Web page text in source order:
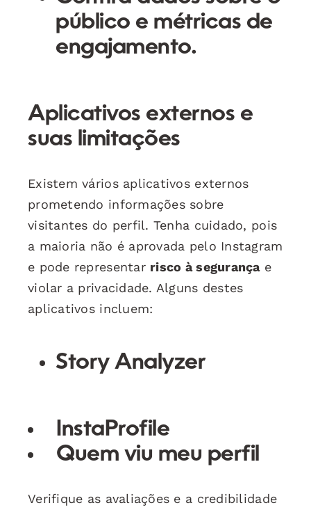
público e métricas de
engajamento.
Aplicativos externos e
suas limitações
Existem vários aplicativos externos
prometendo informações sobre
visitantes do perfil. Tenha cuidado, pois
a maioria não é aprovada pelo Instagram
e pode representar risco à segurançae
violar a privacidade. Alguns destes
aplicativos incluem:
Story Analyzer
InstaProfile
Quem viu meu perfil
Verifique as avaliações e a credibilidade